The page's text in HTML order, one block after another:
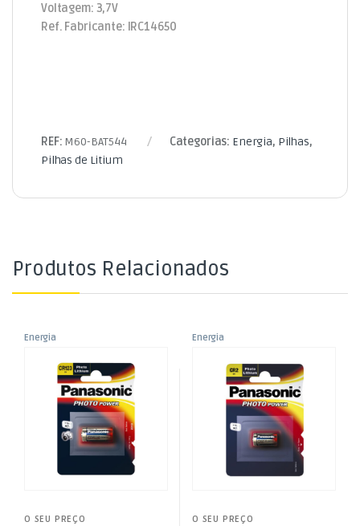
Voltagem: 3,7V
Ref. Fabricante: IRC14650
REF: M60-BAT544 Categorias: Energia, Pilhas,
Pilhas de Litium
Produtos Relacionados
Energia
Pilhas de Litium
O SEU PREÇO
Energia
Pilhas de Litium
O SEU PREÇO